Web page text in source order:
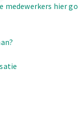
medewerkers hier